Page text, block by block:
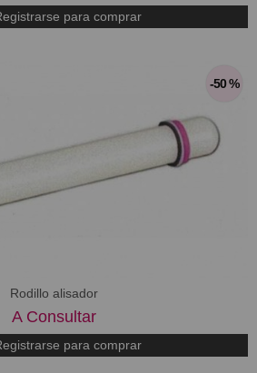
para comprar
-50 %
Rodillo alisador
A Consultar
para comprar